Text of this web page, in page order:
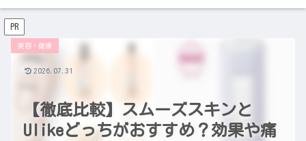
PR
【徹底比較】スムーズスキンと
Ulikeどっちがおすすめ？効果や痛
美容・健康
2026.07.31